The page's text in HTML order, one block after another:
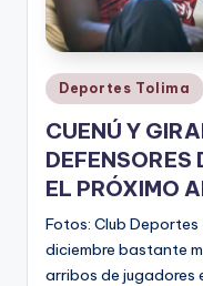
Publicado
en
Deportes Tolima
CUENÚ Y
DEFENSORES
EL PRÓXIMO
Fotos: Club Deportes
diciembre bastante
arribos de jugadores